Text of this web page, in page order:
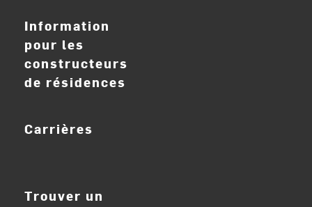
Information
pour les
constructeurs
de résidences
Carrières
Trouver un